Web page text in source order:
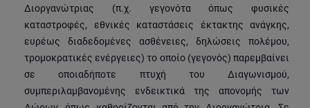
Διοργανώτριας (π.χ. γεγονότα όπως φυσικές
καταστροφές, εθνικές καταστάσεις έκτακτης ανάγκης,
ευρέως διαδεδομένες ασθένειες, δηλώσεις πολέμου,
τρομοκρατικές ενέργειες) το οποίο (γεγονός) παρεμβαίνει
σε οποιαδήποτε πτυχή του Διαγωνισμού,
συμπεριλαμβανομένης ενδεικτικά της απονομής των